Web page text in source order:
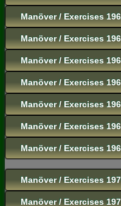
Manöver / Exercises
Manöver / Exercises
Manöver / Exercises
Manöver / Exercises
Manöver / Exercises
Manöver / Exercises
Manöver / Exercises
Manöver / Exercises
Manöver / Exercises